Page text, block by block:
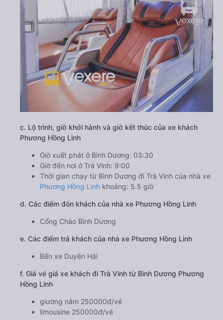
c. Lộ trình, giờ khởi hành và giờ kết thúc của xe khách
Phương Hồng Linh
Giờ xuất phát ở Bình Dương: 03:30
Giờ đến nơi ở Trà Vinh: 9:00
Thời gian chạy từ Bình Dương đi Trà Vinh của nhà xe
Phương Hồng Linh khoảng: 5.5 giờ
d. Các điểm đón khách của nhà xe Phương Hồng Linh
Cổng Chào Bình Dương
e. Các điểm trả khách của nhà xe Phương Hồng Linh
Bến xe Duyên Hải
f. Giá vé giá xe khách đi Trà Vinh từ Bình Dương Phương
Hồng Linh
giường nằm 250000đ/vé
limousine 250000đ/vé